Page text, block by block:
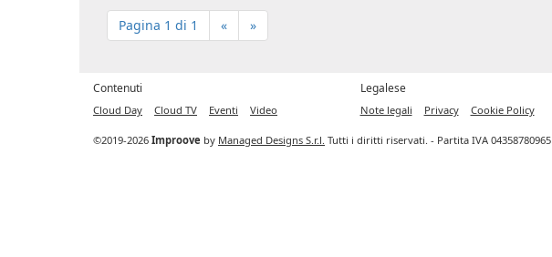
Pagina 1 di 1 « »
Contenuti
Cloud Day Cloud TV Eventi Video
Legalese
Note legali Privacy Cookie Policy
©2019-2026 Improove by Managed Designs S.r.l. Tutti i diritti riservati. - Partita IVA 04358780965